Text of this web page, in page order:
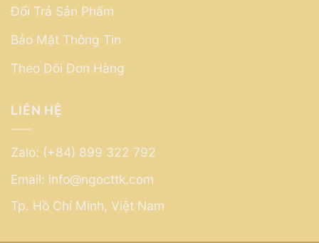
Đổi Trả Sản Phẩm
Bảo Mật Thông Tin
Theo Dõi Đơn Hàng
LIÊN HỆ
Zalo: (+84) 899 322 792
Email: info@ngocttk.com
Tp. Hồ Chí Minh, Việt Nam